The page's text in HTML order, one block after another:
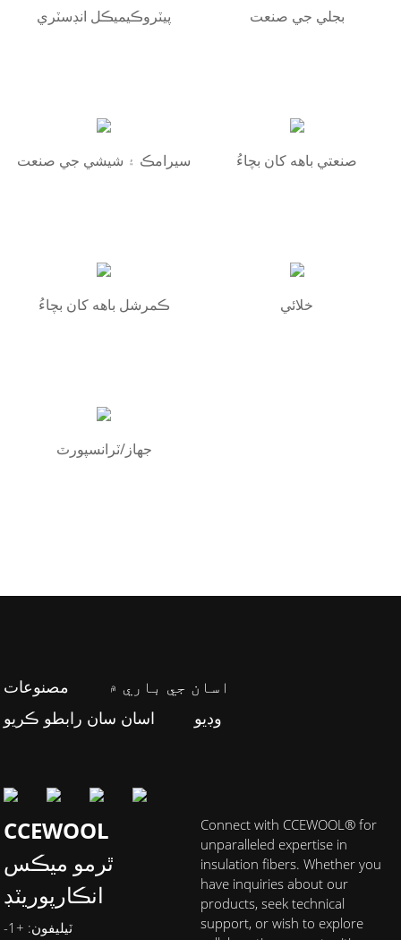
پيٽروڪيميڪل انڊسٽري بجلي جي صنعت
سيرامڪ ۽ شيشي جي صنعت صنعتي باهه کان بچاءُ
ڪمرشل باهه کان بچاءُ خلائي
جهاز/ٽرانسپورٽ
مصنوعات
اسان جي باري ۾
اسان سان رابطو ڪريو
وڊيو
CCEWOOL
ٿرمو ميڪس
انڪارپوريٽڊ
ٽيليفون: +1-
Connect with CCEWOOL® for
unparalleled expertise in
insulation fibers. Whether you
have inquiries about our
products, seek technical
support, or wish to explore